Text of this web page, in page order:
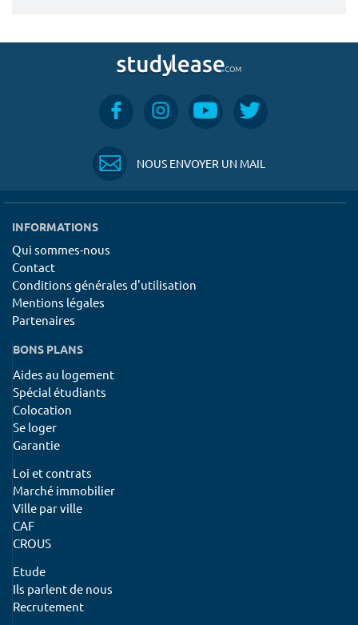
NOUS ENVOYER UN MAIL
INFORMATIONS
Qui sommes-nous
Contact
Conditions générales d'utilisation
Mentions légales
Partenaires
BONS PLANS
Aides au logement
Spécial étudiants
Colocation
Se loger
Garantie
Loi et contrats
Marché immobilier
Ville par ville
CAF
CROUS
Etude
Ils parlent de nous
Recrutement